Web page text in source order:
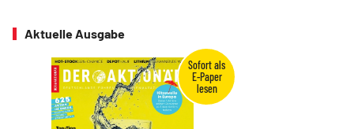
Aktuelle Ausgabe